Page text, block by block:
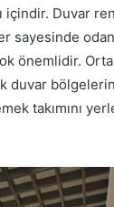
Duvar
önemlidir.
duvar
takımını